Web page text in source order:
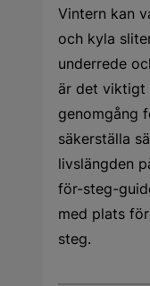
Vintern kan
och kyla
underrede
är det viktigt
genomgång
säkerställa
livslängden
för-steg-
med plats
steg.